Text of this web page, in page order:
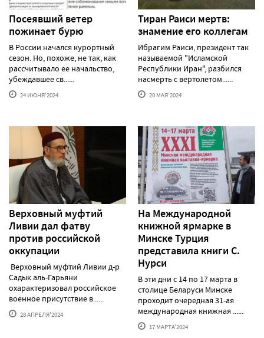
Посеявший ветер
пожинает бурю
В России начался курортный
сезон. Но, похоже, не так, как
рассчитывало ее начальство,
убеждавшее св......
24 ИЮНЯ'2024
Тиран Раиси мертв:
знамение его коллегам
Ибрагим Раиси, президент так
называемой "Исламской
Республики Иран", разбился
насмерть с вертолетом......
20 МАЯ'2024
Верховный муфтий
Ливии дал фатву
против российской
оккупации
Верховный муфтий Ливии д-р
Садык аль-Гарьяни
охарактеризовал российское
военное присутствие в......
28 АПРЕЛЯ'2024
На Международной
книжной ярмарке в
Минске Турция
представила книги С.
Нурси
В эти дни с 14 по 17 марта в
столице Беларуси Минске
проходит очередная 31-ая
международная книжная ......
17 МАРТА'2024